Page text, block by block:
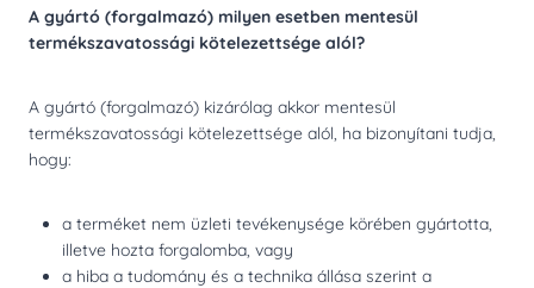
A gyártó (forgalmazó) milyen esetben mentesül
termékszavatossági kötelezettsége alól?
A gyártó (forgalmazó) kizárólag akkor mentesül
termékszavatossági kötelezettsége alól, ha bizonyítani tudja,
hogy:
a terméket nem üzleti tevékenysége körében gyártotta,
illetve hozta forgalomba, vagy
a hiba a tudomány és a technika állása szerint a